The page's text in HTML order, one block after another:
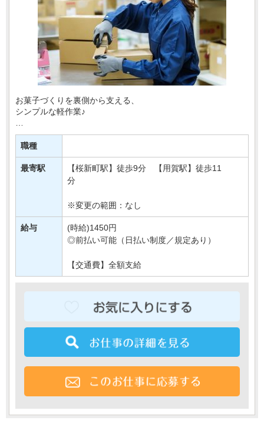
お菓子づくりを裏側から支える、
シンプルな軽作業♪
百貨店などで販売されている豆菓子の物流センターで、
袋詰めや梱包などをおまかせします！
＼おすすめPOINT／
☆モクモク作業が好きな方
職種
最寄駅
【桜新町駅】徒歩9分 【用賀駅】徒歩11
分
※変更の範囲：なし
給与
(時給)1450円
◎前払い可能（日払い制度／規定あり）
【交通費】全額支給